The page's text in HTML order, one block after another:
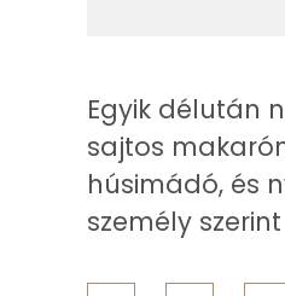
Ásványi
Összesen
Cink
Egyik délután
sajtos
húsimádó, és
személy